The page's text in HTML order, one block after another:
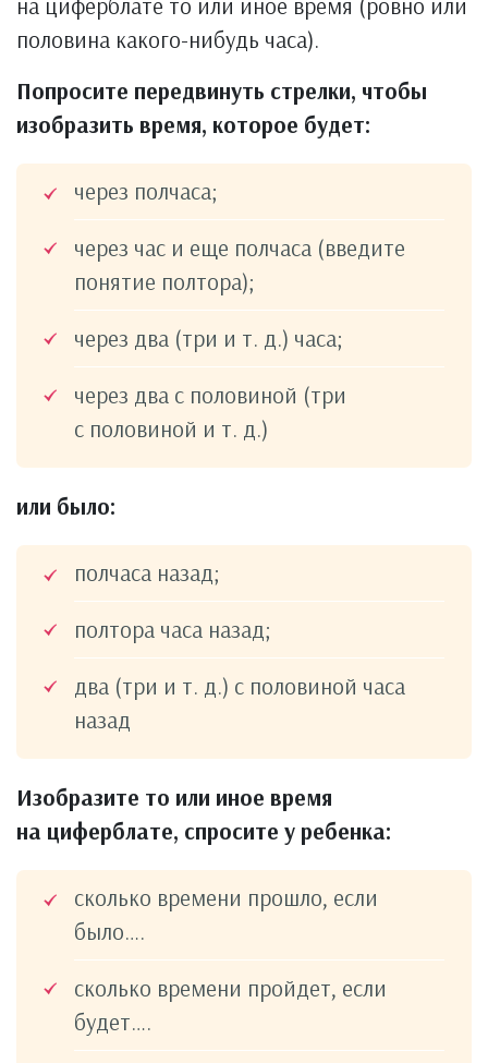
половина какого-нибудь часа).
Попросите передвинуть стрелки, чтобы
изобразить время, которое будет:
через полчаса;
через час и еще полчаса (введите
понятие полтора);
через два (три и т. д.) часа;
через два с половиной (три
с половиной и т. д.)
или было:
полчаса назад;
полтора часа назад;
два (три и т. д.) с половиной часа
назад
Изобразите то или иное время
на циферблате, спросите у ребенка:
сколько времени прошло, если
было….
сколько времени пройдет, если
будет….